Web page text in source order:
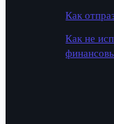
Как
Как не